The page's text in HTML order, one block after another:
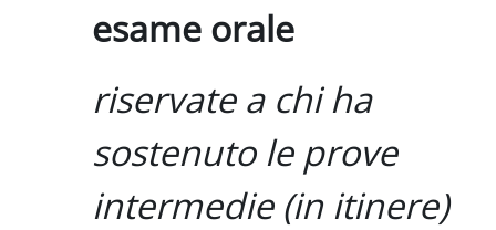
esame orale
riservate a chi ha
sostenuto le prove
intermedie (in itinere)